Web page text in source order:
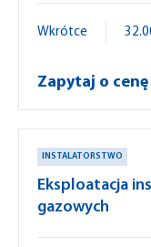
Wkrótce
Zapytaj o
INSTALATORSTWO
Eksploatacja
gazowych